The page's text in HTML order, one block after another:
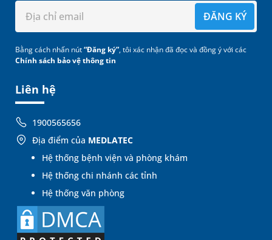
Liên hệ
1900565656
Địa điểm của MEDLATEC
Hệ thống bệnh viện và phòng khám
Hệ thống chi nhánh các tỉnh
Hệ thống văn phòng
ĐĂNG KÝ
Bằng cách nhấn nút“Đăng ký”, tôi xác nhận đã đọc và đồng ý với các
Chính sách bảo vệ thông tin